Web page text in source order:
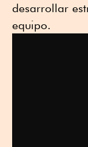
desarrollar
equipo.